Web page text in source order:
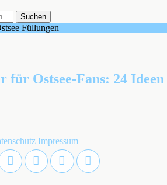
Füllungen
für Ostsee-Fans: 24 Ideen
Impressum